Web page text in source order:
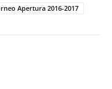
Apertura 2016-2017